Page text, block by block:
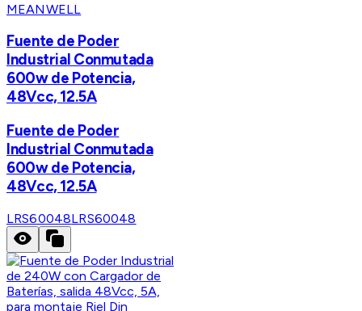
MEANWELL
Fuente de Poder
Industrial Conmutada
600w de Potencia,
48Vcc, 12.5A
Fuente de Poder
Industrial Conmutada
600w de Potencia,
48Vcc, 12.5A
LRS60048LRS60048